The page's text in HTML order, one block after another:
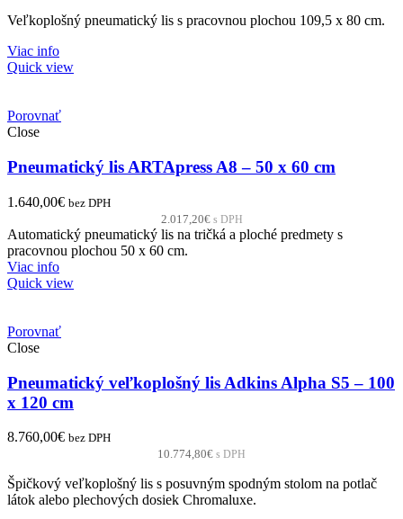
Veľkoplošný pneumatický lis s pracovnou plochou 109,5 x 80 cm.
Viac info
Quick view
Porovnať
Close
Pneumatický lis ARTApress A8 – 50 x 60 cm
1.640,00€ bez DPH
2.017,20€ s DPH
Automatický pneumatický lis na tričká a ploché predmety s
pracovnou plochou 50 x 60 cm.
Viac info
Quick view
Porovnať
Close
Pneumatický veľkoplošný lis Adkins Alpha S5 – 100
x 120 cm
8.760,00€ bez DPH
10.774,80€ s DPH
Špičkový veľkoplošný lis s posuvným spodným stolom na potlač
látok alebo plechových dosiek Chromaluxe.